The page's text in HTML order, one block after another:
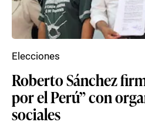
Roberto Sánchez
por el Perú” con
sociales
Elecciones